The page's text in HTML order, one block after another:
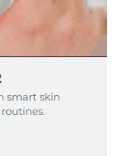
smart skin